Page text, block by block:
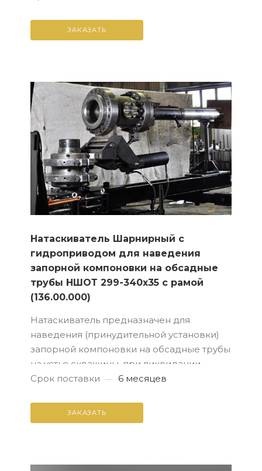
колонну обса...
ЗАКАЗАТЬ
Натаскиватель Шарнирный с
гидроприводом для наведения
запорной компоновки на обсадные
трубы НШОТ 299-340х35 с рамой
(136.00.000)
Натаскиватель предназначен для
наведения (принудительной установки)
запорной компоновки на обсадные трубы
на устье скважины, при ликвидации
открытых фонтанов на нефтяных и
Срок поставки — 6 месяцев
ЗАКАЗАТЬ